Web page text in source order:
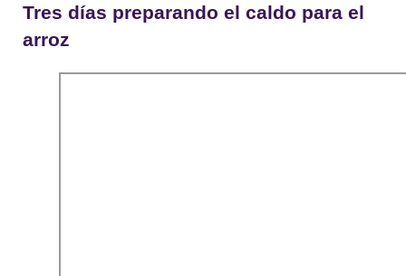
Tres días preparando el caldo para el
arroz